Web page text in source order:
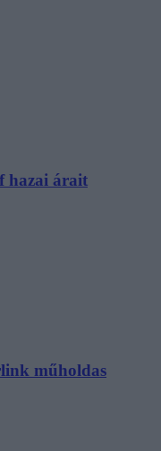
hazai árait
műholdas